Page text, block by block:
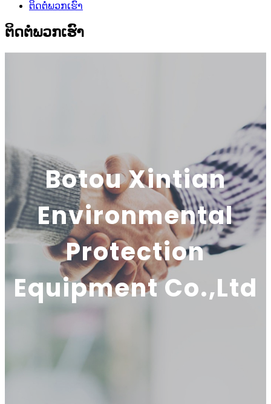
ຕິດ​ຕໍ່​ພວກ​ເຮົາ
ຕິດ​ຕໍ່​ພວກ​ເຮົາ
Botou Xintian
Environmental
Protection
Equipment Co.,Ltd